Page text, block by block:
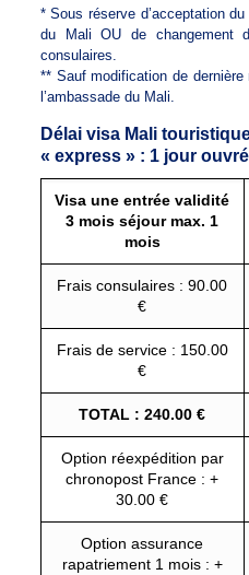
* Sous réserve d’acceptation
du Mali OU de changement
consulaires.
** Sauf modification de
l’ambassade du Mali.
Délai visa Mali
« express » : 1 jour
Visa une entrée validité
3 mois séjour max. 1
mois
Frais consulaires : 90.00
€
Frais de service : 150.00
€
TOTAL : 240.00 €
Option réexpédition par
chronopost France : +
30.00 €
Option assurance
rapatriement 1 mois : +